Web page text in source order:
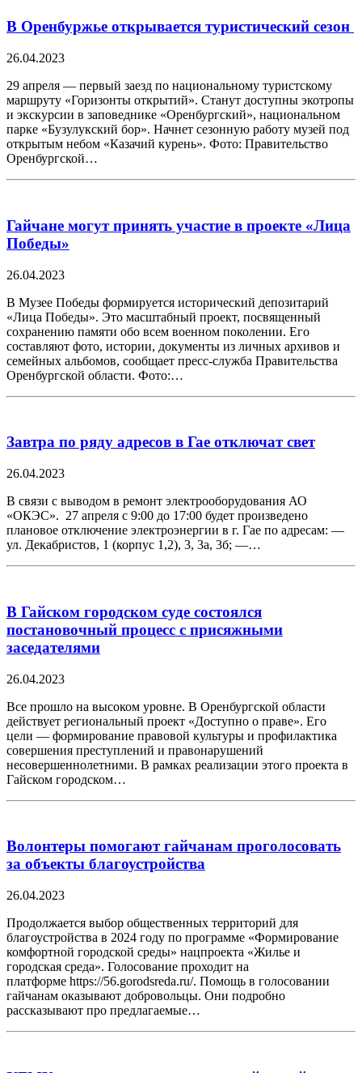
В Оренбуржье открывается туристический сезон
26.04.2023
29 апреля — первый заезд по национальному туристскому
маршруту «Горизонты открытий». Станут доступны экотропы
и экскурсии в заповеднике «Оренбургский», национальном
парке «Бузулукский бор». Начнет сезонную работу музей под
открытым небом «Казачий курень». Фото: Правительство
Оренбургской…
Гайчане могут принять участие в проекте «Лица
Победы»
26.04.2023
В Музее Победы формируется исторический депозитарий
«Лица Победы». Это масштабный проект, посвященный
сохранению памяти обо всем военном поколении. Его
составляют фото, истории, документы из личных архивов и
семейных альбомов, сообщает пресс-служба Правительства
Оренбургской области. Фото:…
Завтра по ряду адресов в Гае отключат свет
26.04.2023
В связи с выводом в ремонт электрооборудования АО
«ОКЭС». 27 апреля с 9:00 до 17:00 будет произведено
плановое отключение электроэнергии в г. Гае по адресам: —
ул. Декабристов, 1 (корпус 1,2), 3, 3а, 3б; —…
В Гайском городском суде состоялся
постановочный процесс с присяжными
заседателями
26.04.2023
Все прошло на высоком уровне. В Оренбургской области
действует региональный проект «Доступно о праве». Его
цели — формирование правовой культуры и профилактика
совершения преступлений и правонарушений
несовершеннолетними. В рамках реализации этого проекта в
Гайском городском…
Волонтеры помогают гайчанам проголосовать
за объекты благоустройства
26.04.2023
Продолжается выбор общественных территорий для
благоустройства в 2024 году по программе «Формирование
комфортной городской среды» нацпроекта «Жилье и
городская среда». Голосование проходит на
платформе https://56.gorodsreda.ru/. Помощь в голосовании
гайчанам оказывают добровольцы. Они подробно
рассказывают про предлагаемые…